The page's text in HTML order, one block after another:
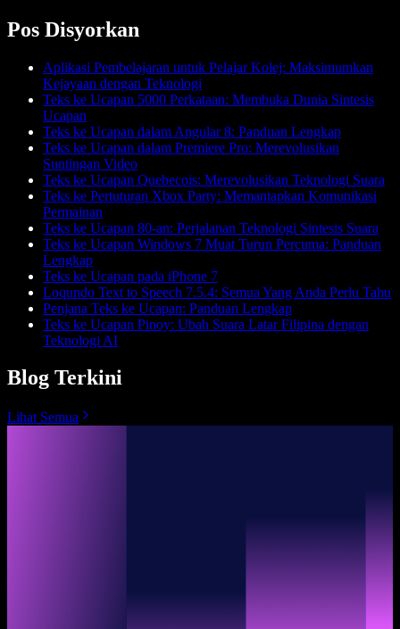
Pos Disyorkan
Aplikasi Pembelajaran untuk Pelajar Kolej: Maksimumkan
Kejayaan dengan Teknologi
Teks ke Ucapan 5000 Perkataan: Membuka Dunia Sintesis
Ucapan
Teks ke Ucapan dalam Angular 8: Panduan Lengkap
Teks ke Ucapan dalam Premiere Pro: Merevolusikan
Suntingan Video
Teks ke Ucapan Quebecois: Merevolusikan Teknologi Suara
Teks ke Pertuturan Xbox Party: Memantapkan Komunikasi
Permainan
Teks ke Ucapan 80-an: Perjalanan Teknologi Sintesis Suara
Teks ke Ucapan Windows 7 Muat Turun Percuma: Panduan
Lengkap
Teks ke Ucapan pada iPhone 7
Loqundo Text to Speech 7.5.4: Semua Yang Anda Perlu Tahu
Penjana Teks ke Ucapan: Panduan Lengkap
Teks ke Ucapan Pinoy: Ubah Suara Latar Filipina dengan
Teknologi AI
Blog Terkini
Lihat Semua